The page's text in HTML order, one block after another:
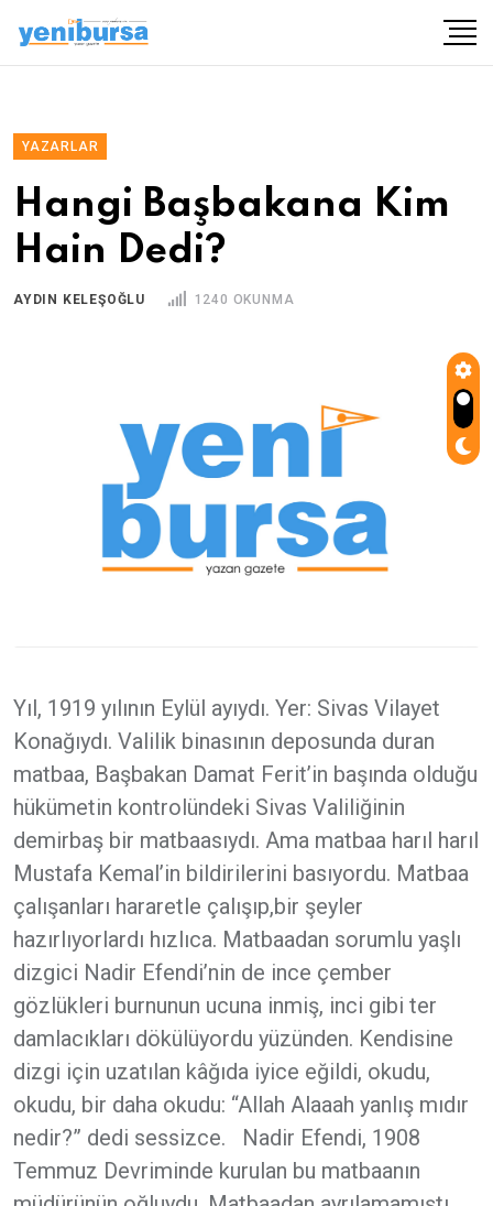
YAZARLAR
Hangi Başbakana Kim
Hain Dedi?
AYDIN KELEŞOĞLU 1240 OKUNMA
Yıl, 1919 yılının Eylül ayıydı. Yer: Sivas Vilayet
Konağıydı. Valilik binasının deposunda duran
matbaa, Başbakan Damat Ferit’in başında olduğu
hükümetin kontrolündeki Sivas Valiliğinin
demirbaş bir matbaasıydı. Ama matbaa harıl harıl
Mustafa Kemal’in bildirilerini basıyordu. Matbaa
çalışanları hararetle çalışıp,bir şeyler
hazırlıyorlardı hızlıca. Matbaadan sorumlu yaşlı
dizgici Nadir Efendi’nin de ince çember
gözlükleri burnunun ucuna inmiş, inci gibi ter
damlacıkları dökülüyordu yüzünden. Kendisine
dizgi için uzatılan kâğıda iyice eğildi, okudu,
okudu, bir daha okudu: “Allah Alaaah yanlış mıdır
nedir?” dedi sessizce. Nadir Efendi, 1908
Temmuz Devriminde kurulan bu matbaanın